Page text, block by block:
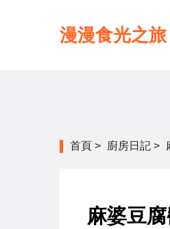
漫漫食光之旅
首頁 > 廚房日記 >
麻婆豆